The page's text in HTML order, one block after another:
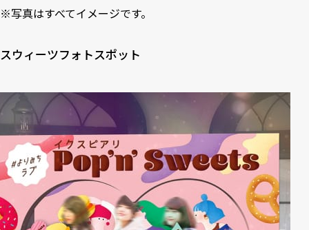
※写真はすべてイメージです。
スウィーツフォトスポット